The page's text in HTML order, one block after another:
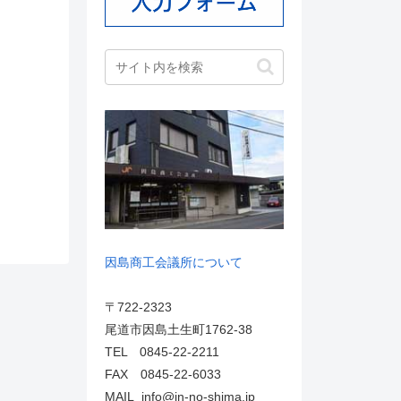
因島商工会議所について
〒722-2323
尾道市因島土生町1762-38
TEL 0845-22-2211
FAX 0845-22-6033
MAIL info@in-no-shima.jp